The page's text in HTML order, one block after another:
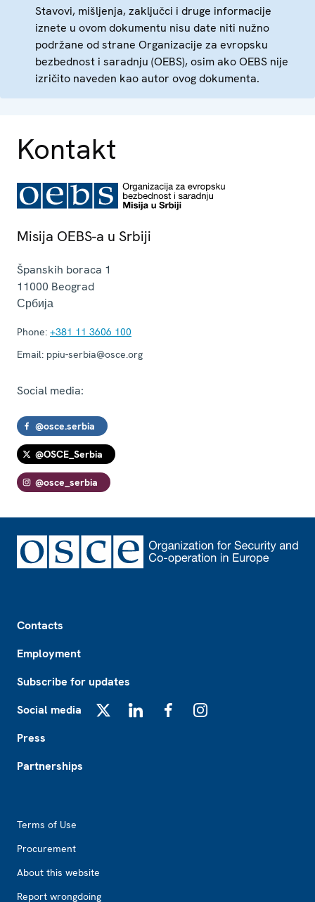
Stavovi, mišljenja, zaključci i druge informacije
iznete u ovom dokumentu nisu date niti nužno
podržane od strane Organizacije za evropsku
bezbednost i saradnju (OEBS), osim ako OEBS nije
izričito naveden kao autor ovog dokumenta.
Kontakt
Misija OEBS-a u Srbiji
Španskih boraca 1
11000 Beograd
Србија
Phone: +381 11 3606 100
Email: ppiu-serbia@osce.org
Social media:
@osce.serbia
@OSCE_Serbia
@osce_serbia
Contacts
Employment
Subscribe for updates
Social media
Press
Partnerships
Terms of Use
Procurement
About this website
Report wrongdoing